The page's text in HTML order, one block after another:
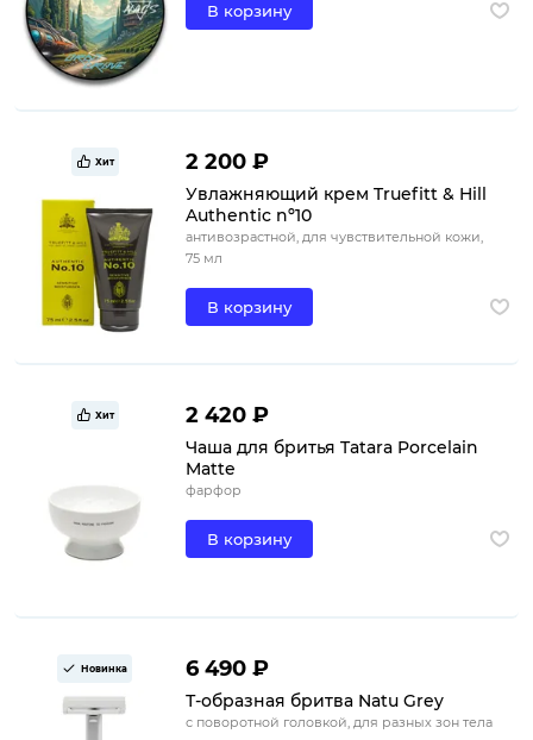
В корзину
Хит 2 200 ₽
Увлажняющий крем Truefitt & Hill
Authentic nº10
антивозрастной, для чувствительной кожи,
75 мл
В корзину
Хит 2 420 ₽
Чаша для бритья Tatara Porcelain
Matte
фарфор
В корзину
Новинка 6 490 ₽
Т-образная бритва Natu Grey
с поворотной головкой, для разных зон тела